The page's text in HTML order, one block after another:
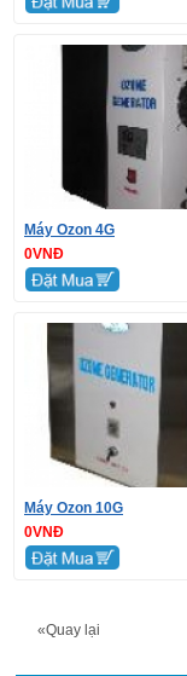
Máy Ozon 4G
0VNĐ
Máy Ozon 10G
0VNĐ
«Quay lại